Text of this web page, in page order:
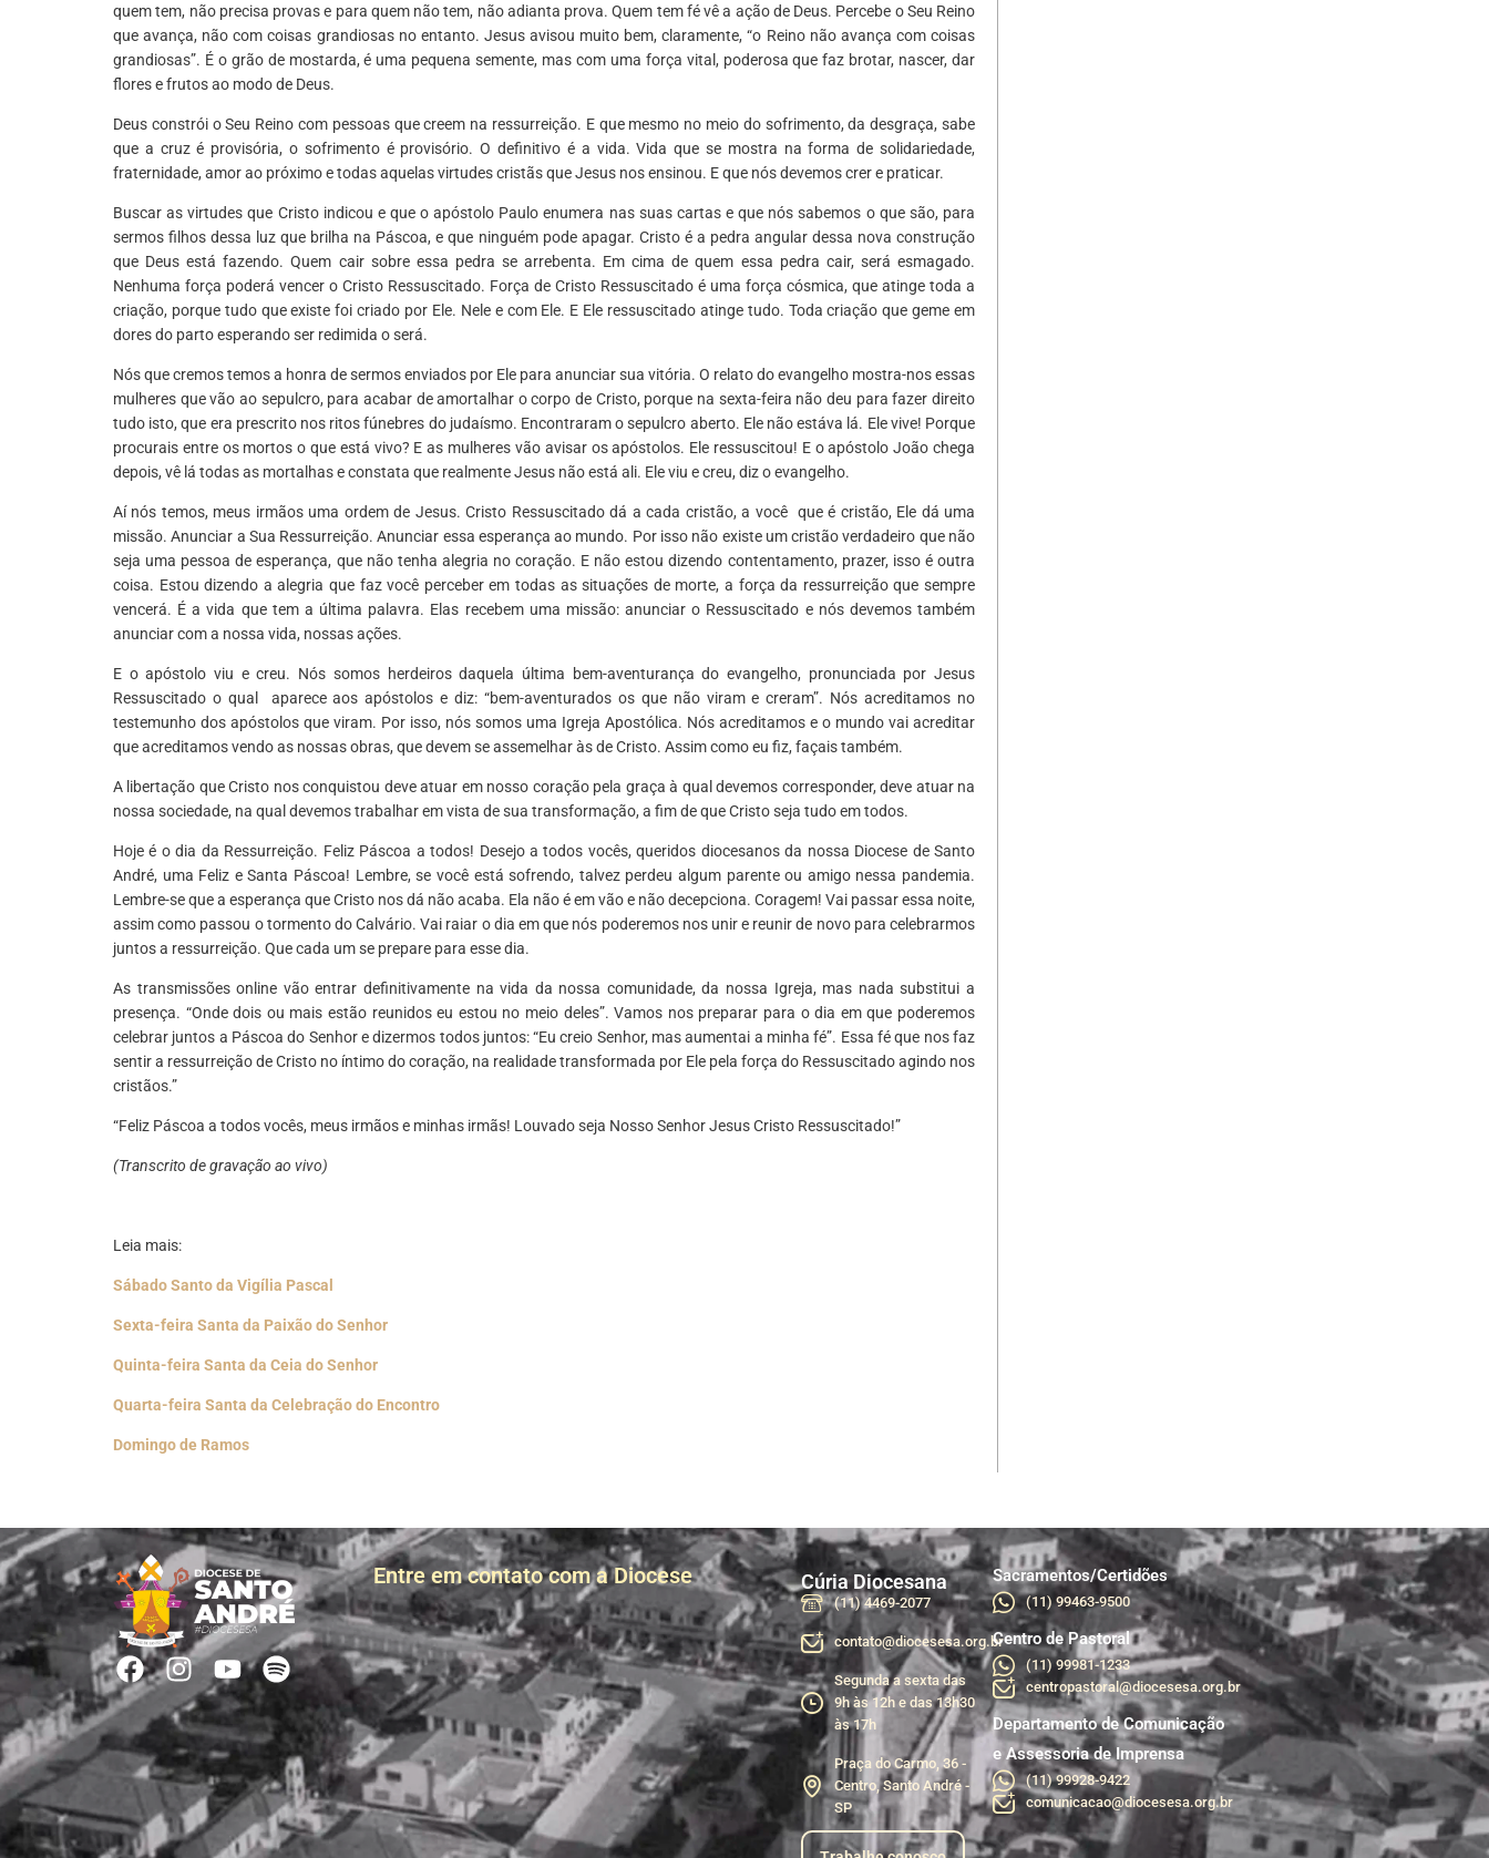
quem tem, não precisa provas e para quem não tem, não adianta prova. Quem tem fé vê a ação de Deus. Percebe o Seu Reino
que avança, não com coisas grandiosas no entanto. Jesus avisou muito bem, claramente, “o Reino não avança com coisas
grandiosas”. É o grão de mostarda, é uma pequena semente, mas com uma força vital, poderosa que faz brotar, nascer, dar
flores e frutos ao modo de Deus.
Deus constrói o Seu Reino com pessoas que creem na ressurreição. E que mesmo no meio do sofrimento, da desgraça, sabe
que a cruz é provisória, o sofrimento é provisório. O definitivo é a vida. Vida que se mostra na forma de solidariedade,
fraternidade, amor ao próximo e todas aquelas virtudes cristãs que Jesus nos ensinou. E que nós devemos crer e praticar.
Buscar as virtudes que Cristo indicou e que o apóstolo Paulo enumera nas suas cartas e que nós sabemos o que são, para
sermos filhos dessa luz que brilha na Páscoa, e que ninguém pode apagar. Cristo é a pedra angular dessa nova construção
que Deus está fazendo. Quem cair sobre essa pedra se arrebenta. Em cima de quem essa pedra cair, será esmagado.
Nenhuma força poderá vencer o Cristo Ressuscitado. Força de Cristo Ressuscitado é uma força cósmica, que atinge toda a
criação, porque tudo que existe foi criado por Ele. Nele e com Ele. E Ele ressuscitado atinge tudo. Toda criação que geme em
dores do parto esperando ser redimida o será.
Nós que cremos temos a honra de sermos enviados por Ele para anunciar sua vitória. O relato do evangelho mostra-nos essas
mulheres que vão ao sepulcro, para acabar de amortalhar o corpo de Cristo, porque na sexta-feira não deu para fazer direito
tudo isto, que era prescrito nos ritos fúnebres do judaísmo. Encontraram o sepulcro aberto. Ele não estáva lá. Ele vive! Porque
procurais entre os mortos o que está vivo? E as mulheres vão avisar os apóstolos. Ele ressuscitou! E o apóstolo João chega
depois, vê lá todas as mortalhas e constata que realmente Jesus não está ali. Ele viu e creu, diz o evangelho.
Aí nós temos, meus irmãos uma ordem de Jesus. Cristo Ressuscitado dá a cada cristão, a você que é cristão, Ele dá uma
missão. Anunciar a Sua Ressurreição. Anunciar essa esperança ao mundo. Por isso não existe um cristão verdadeiro que não
seja uma pessoa de esperança, que não tenha alegria no coração. E não estou dizendo contentamento, prazer, isso é outra
coisa. Estou dizendo a alegria que faz você perceber em todas as situações de morte, a força da ressurreição que sempre
vencerá. É a vida que tem a última palavra. Elas recebem uma missão: anunciar o Ressuscitado e nós devemos também
anunciar com a nossa vida, nossas ações.
E o apóstolo viu e creu. Nós somos herdeiros daquela última bem-aventurança do evangelho, pronunciada por Jesus
Ressuscitado o qual aparece aos apóstolos e diz: “bem-aventurados os que não viram e creram”. Nós acreditamos no
testemunho dos apóstolos que viram. Por isso, nós somos uma Igreja Apostólica. Nós acreditamos e o mundo vai acreditar
que acreditamos vendo as nossas obras, que devem se assemelhar às de Cristo. Assim como eu fiz, façais também.
A libertação que Cristo nos conquistou deve atuar em nosso coração pela graça à qual devemos corresponder, deve atuar na
nossa sociedade, na qual devemos trabalhar em vista de sua transformação, a fim de que Cristo seja tudo em todos.
Hoje é o dia da Ressurreição. Feliz Páscoa a todos! Desejo a todos vocês, queridos diocesanos da nossa Diocese de Santo
André, uma Feliz e Santa Páscoa! Lembre, se você está sofrendo, talvez perdeu algum parente ou amigo nessa pandemia.
Lembre-se que a esperança que Cristo nos dá não acaba. Ela não é em vão e não decepciona. Coragem! Vai passar essa noite,
assim como passou o tormento do Calvário. Vai raiar o dia em que nós poderemos nos unir e reunir de novo para celebrarmos
juntos a ressurreição. Que cada um se prepare para esse dia.
As transmissões online vão entrar definitivamente na vida da nossa comunidade, da nossa Igreja, mas nada substitui a
presença. “Onde dois ou mais estão reunidos eu estou no meio deles”. Vamos nos preparar para o dia em que poderemos
celebrar juntos a Páscoa do Senhor e dizermos todos juntos: “Eu creio Senhor, mas aumentai a minha fé”. Essa fé que nos faz
sentir a ressurreição de Cristo no íntimo do coração, na realidade transformada por Ele pela força do Ressuscitado agindo nos
cristãos.”
“Feliz Páscoa a todos vocês, meus irmãos e minhas irmãs! Louvado seja Nosso Senhor Jesus Cristo Ressuscitado!”
(Transcrito de gravação ao vivo)
Leia mais:
Sábado Santo da Vigília Pascal
Sexta-feira Santa da Paixão do Senhor
Quinta-feira Santa da Ceia do Senhor
Quarta-feira Santa da Celebração do Encontro
Domingo de Ramos
Entre em contato com a Diocese Cúria Diocesana
(11) 4469-2077
contato@diocesesa.org.br
Segunda a sexta das
9h às 12h e das 13h30
às 17h
Praça do Carmo, 36 -
Centro, Santo André -
SP
Sacramentos/Certidões
(11) 99463-9500
Centro de Pastoral
(11) 99981-1233
centropastoral@diocesesa.org.br
Departamento de Comunicação
e Assessoria de Imprensa
(11) 99928-9422
comunicacao@diocesesa.org.br